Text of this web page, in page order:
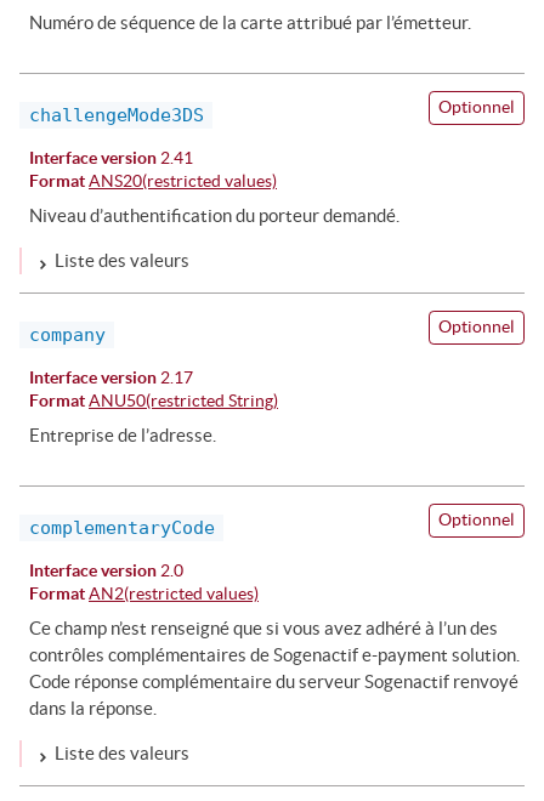
Numéro de séquence de la carte attribué par l’émetteur.
challengeMode3DS Optionnel
Interface version 2.41
Format ANS20(restricted values)
Niveau d’authentification du porteur demandé.
Liste des valeurs
company Optionnel
Interface version 2.17
Format ANU50(restricted String)
Entreprise de l’adresse.
complementaryCode Optionnel
Interface version 2.0
Format AN2(restricted values)
Ce champ n’est renseigné que si vous avez adhéré à l’un des
contrôles complémentaires de Sogenactif e-payment solution.
Code réponse complémentaire du serveur Sogenactif renvoyé
dans la réponse.
Liste des valeurs